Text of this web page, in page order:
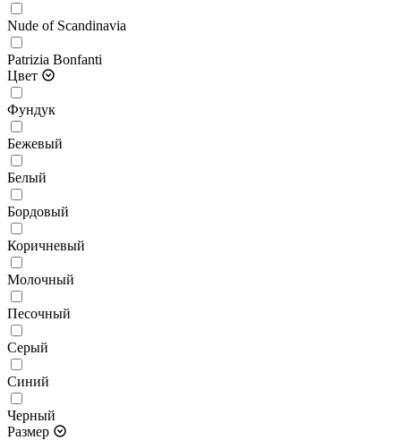
Nude of Scandinavia
Patrizia Bonfanti
Цвет
Фундук
Бежевый
Белый
Бордовый
Коричневый
Молочный
Песочный
Серый
Синий
Черный
Размер